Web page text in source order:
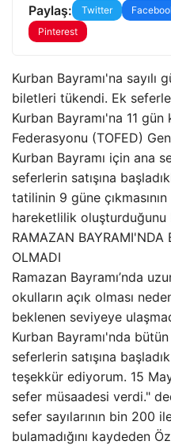
Paylaş: Twitter
Pinterest
Kurban Bayramı'na
biletleri tükendi. Ek
Kurban Bayramı'na 11
Federasyonu (TOFED)
Kurban Bayramı için ana
seferlerin satışına
tatilinin 9 güne
hareketlilik
RAMAZAN BAYRAMI'NDA
OLMADI
Ramazan Bayramı’nda
okulların açık olması
beklenen seviyeye
Kurban Bayramı'nda
seferlerin satışına
teşekkür ediyorum. 15
sefer müsaadesi verdi."
sefer sayılarının bin 200
bulamadığını kaydeden